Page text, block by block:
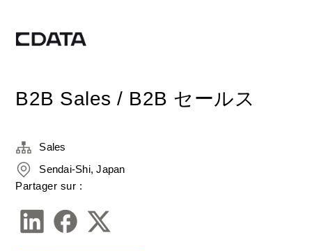
B2B Sales / B2B セールス
Sales
Sendai-Shi, Japan
Partager sur :